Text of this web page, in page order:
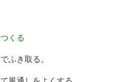
くる
ふき取る。